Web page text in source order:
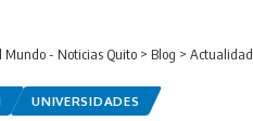
Mundo - Noticias Quito > Blog > Actualidad
UNIVERSIDADES